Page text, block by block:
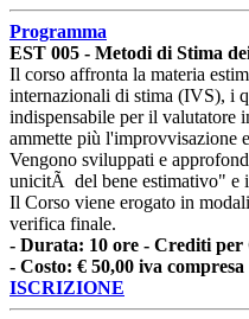
Programma
EST 005 - Metodi di Stima
Il corso affronta la materia
internazionali di stima (IVS), i
indispensabile per il valutatore
ammette più l'improvvisazione
Vengono sviluppati e
unicitÃ del bene estimativo" e
Il Corso viene erogato in
verifica finale.
- Durata: 10 ore - Crediti per
- Costo: € 50,00 iva compresa
ISCRIZIONE